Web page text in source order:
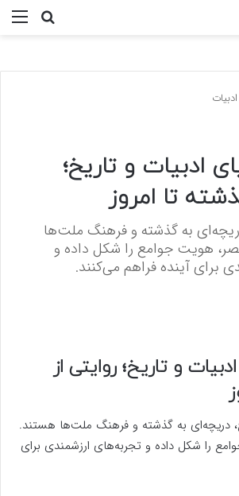
ادبیات
ادبیات و تاریخ؛
تا امروز
به گذشته و فرهنگ ملت‌ها
هویت جوامع را شکل داده و
برای آینده فراهم می‌کنند.
و تاریخ؛ روایتی از
دریچه‌ای به گذشته و فرهنگ ملت‌ها هستند.
را شکل داده و تجربه‌های ارزشمندی برای